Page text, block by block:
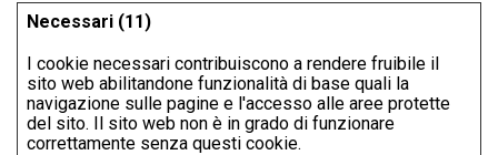
Necessari (11)
I cookie necessari contribuiscono a rendere fruibile il
sito web abilitandone funzionalità di base quali la
navigazione sulle pagine e l'accesso alle aree protette
del sito. Il sito web non è in grado di funzionare
correttamente senza questi cookie.